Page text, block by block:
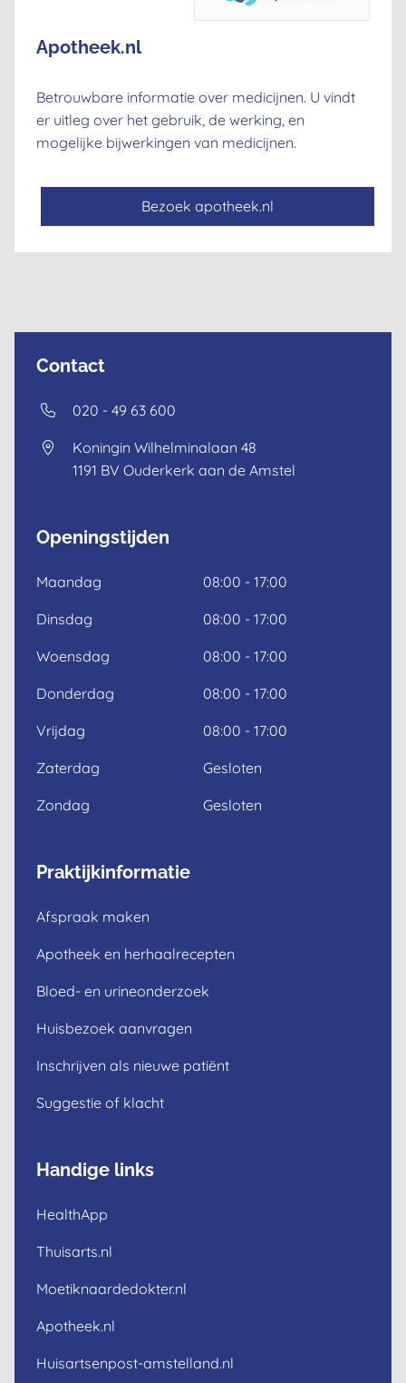
Apotheek.nl
Betrouwbare informatie over medicijnen. U vindt
er uitleg over het gebruik, de werking, en
mogelijke bijwerkingen van medicijnen.
Bezoek apotheek.nl
Contact
020 - 49 63 600
Koningin Wilhelminalaan 48
1191 BV Ouderkerk aan de Amstel
Openingstijden
Maandag 08:00 - 17:00
Dinsdag 08:00 - 17:00
Woensdag 08:00 - 17:00
Donderdag 08:00 - 17:00
Vrijdag 08:00 - 17:00
Zaterdag Gesloten
Zondag Gesloten
Praktijkinformatie
Afspraak maken
Apotheek en herhaalrecepten
Bloed- en urineonderzoek
Huisbezoek aanvragen
Inschrijven als nieuwe patiënt
Suggestie of klacht
Handige links
HealthApp
Thuisarts.nl
Moetiknaardedokter.nl
Apotheek.nl
Huisartsenpost-amstelland.nl